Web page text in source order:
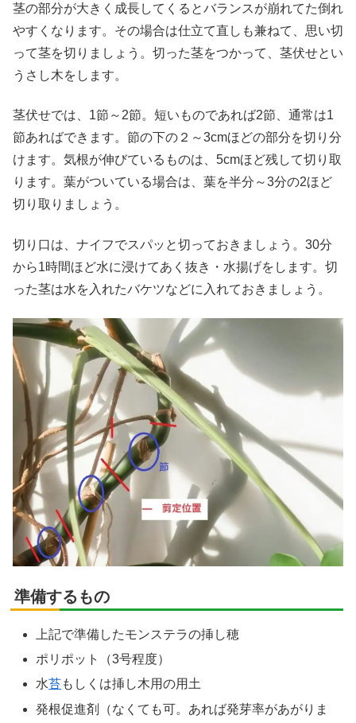
茎の部分が大きく成長してくるとバランスが崩れてた倒れ
やすくなります。その場合は仕立て直しも兼ねて、思い切
って茎を切りましょう。切った茎をつかって、茎伏せとい
うさし木をします。
茎伏せでは、1節～2節。短いものであれば2節、通常は1
節あればできます。節の下の２～3cmほどの部分を切り分
けます。気根が伸びているものは、5cmほど残して切り取
ります。葉がついている場合は、葉を半分～3分の2ほど
切り取りましょう。
切り口は、ナイフでスパッと切っておきましょう。30分
から1時間ほど水に浸けてあく抜き・水揚げをします。切
った茎は水を入れたバケツなどに入れておきましょう。
準備するもの
上記で準備したモンステラの挿し穂
ポリポット（3号程度）
水苔もしくは挿し木用の用土
発根促進剤（なくても可。あれば発芽率があがりま